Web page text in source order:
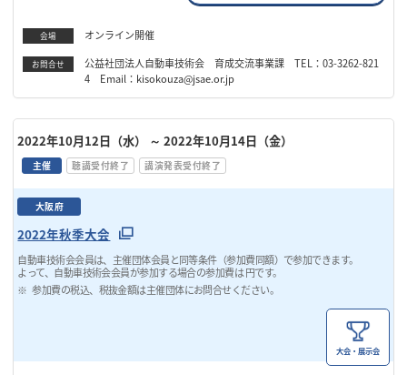
会場 オンライン開催
お問合せ
公益社団法人自動車技術会 育成交流事業課 TEL：03-3262-821
4 Email：kisokouza@jsae.or.jp
2022年10月12日（水） ～ 2022年10月14日（金）
主催 聴講受付終了 講演発表受付終了
大阪府
2022年秋季大会
自動車技術会会員は、主催団体会員と同等条件（参加費同額）で参加できます。
よって、自動車技術会会員が参加する場合の参加費は 円です。
参加費の税込、税抜金額は主催団体にお問合せください。
大会・展示会